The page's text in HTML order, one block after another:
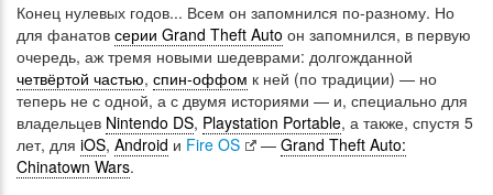
Конец нулевых годов... Всем он запомнился по-разному. Но
для фанатов серии Grand Theft Auto он запомнился, в первую
очередь, аж тремя новыми шедеврами: долгожданной
четвёртой частью, спин-оффом к ней (по традиции) — но
теперь не с одной, а с двумя историями — и, специально для
владельцев Nintendo DS, Playstation Portable, а также, спустя 5
лет, для iOS, Android и Fire OS — Grand Theft Auto:
Chinatown Wars.